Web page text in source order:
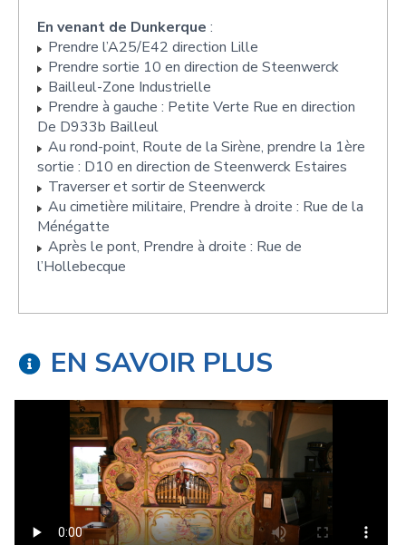
En venant de Dunkerque :
Prendre l’A25/E42 direction Lille
Prendre sortie 10 en direction de Steenwerck
Bailleul-Zone Industrielle
Prendre à gauche : Petite Verte Rue en direction
De D933b Bailleul
Au rond-point, Route de la Sirène, prendre la 1ère
sortie : D10 en direction de Steenwerck Estaires
Traverser et sortir de Steenwerck
Au cimetière militaire, Prendre à droite : Rue de la
Ménégatte
Après le pont, Prendre à droite : Rue de
l’Hollebecque
EN SAVOIR PLUS